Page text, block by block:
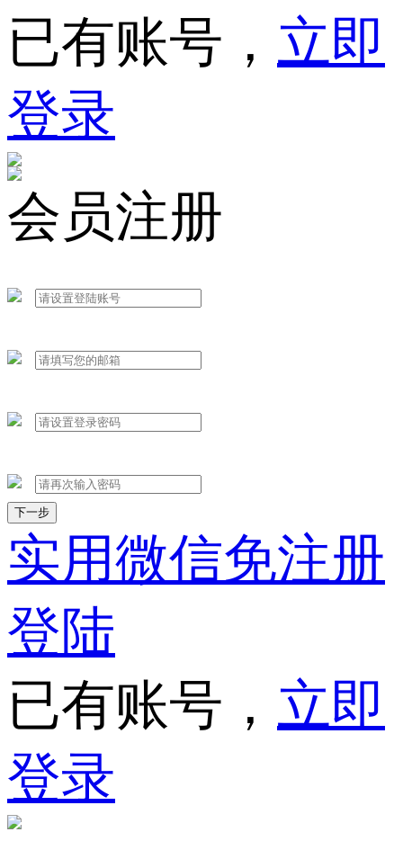
已有账号， 立即
登录
会员注册
下一步
实用微信免注册
登陆
已有账号， 立即
登录